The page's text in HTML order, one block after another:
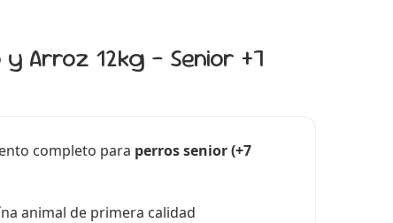
Arroz 12kg - Senior +7
completo para perros senior (+7
animal de primera calidad